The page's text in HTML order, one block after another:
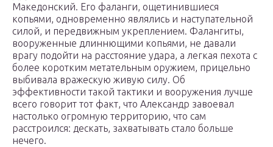
Македонский. Его фаланги, ощетинившиеся
копьями, одновременно являлись и наступательной
силой, и передвижным укреплением. Фалангиты,
вооруженные длиннющими копьями, не давали
врагу подойти на расстояние удара, а легкая пехота с
более коротким метательным оружием, прицельно
выбивала вражескую живую силу. Об
эффективности такой тактики и вооружения лучше
всего говорит тот факт, что Александр завоевал
настолько огромную территорию, что сам
расстроился: дескать, захватывать стало больше
нечего.